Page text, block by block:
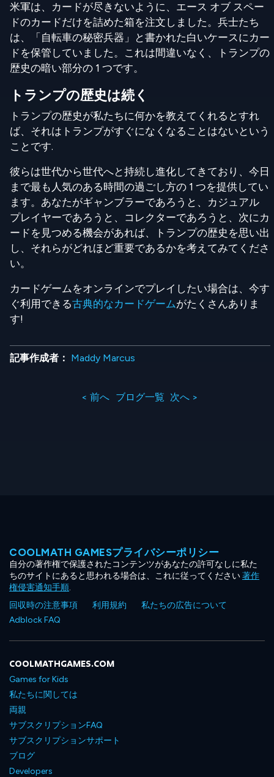
米軍は、カードが尽きないように、エース オブ スペー
ドのカードだけを詰めた箱を注文しました。兵士たち
は、「自転車の秘密兵器」と書かれた白いケースにカー
ドを保管していました。これは間違いなく、トランプの
歴史の暗い部分の 1 つです。
トランプの歴史は続く
トランプの歴史が私たちに何かを教えてくれるとすれ
ば、それはトランプがすぐになくなることはないという
ことです.
彼らは世代から世代へと持続し進化してきており、今日
まで最も人気のある時間の過ごし方の 1 つを提供してい
ます。あなたがギャンブラーであろうと、カジュアル
プレイヤーであろうと、コレクターであろうと、次にカ
ードを見つめる機会があれば、トランプの歴史を思い出
し、それらがどれほど重要であるかを考えてみてくださ
い。
カードゲームをオンラインでプレイしたい場合は、今す
ぐ利用できる古典的なカードゲームがたくさんありま
す!
記事作成者： Maddy Marcus
< 前へ ブログ一覧 次へ >
COOLMATH GAMESプライバシーポリシー
自分の著作権で保護されたコンテンツがあなたの許可なしに私た
ちのサイトにあると思われる場合は、これに従ってください著作
権侵害通知手順.
回収時の注意事項
利用規約
私たちの広告について
Adblock FAQ
COOLMATHGAMES.COM
Games for Kids
私たちに関しては
両親
サブスクリプションFAQ
サブスクリプションサポート
ブログ
Developers